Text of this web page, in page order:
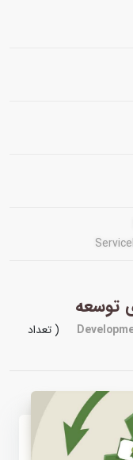
توسعه
( تعداد